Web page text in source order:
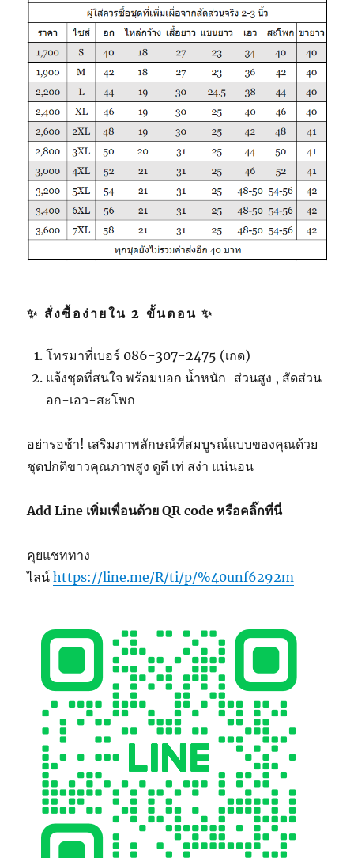
✨ สั่งซื้อง่ายใน 2 ขั้นตอน ✨
โทรมาที่เบอร์ 086-307-2475 (เกด)
แจ้งชุดที่สนใจ พร้อมบอก น้ำหนัก-ส่วนสูง , สัดส่วน
อก-เอว-สะโพก
อย่ารอช้า! เสริมภาพลักษณ์ที่สมบูรณ์แบบของคุณด้วย
ชุดปกติขาวคุณภาพสูง ดูดี เท่ สง่า แน่นอน
Add Line เพิ่มเพื่อนด้วย QR code หรือคลิ๊กที่นี่
คุยแชททาง
ไลน์https://line.me/R/ti/p/%40unf6292m